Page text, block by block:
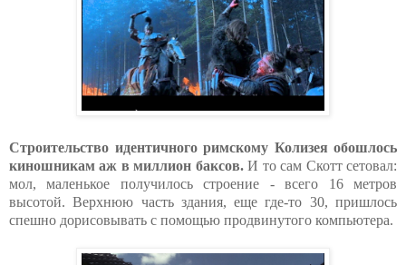
Строительство идентичного римскому Колизея обошлось
киношникам аж в миллион баксов.И то сам Скотт сетовал:
мол, маленькое получилось строение - всего 16 метров
высотой. Верхнюю часть здания, еще где-то 30, пришлось
спешно дорисовывать с помощью продвинутого компьютера.